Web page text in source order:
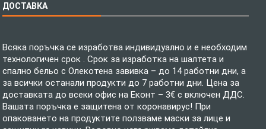
ДОСТАВКА
Всяка поръчка се изработва индивидуално и е необходим
технологичен срок . Срок за изработка на шалтета и
спално бельо с Олекотена завивка – до 14 работни дни, а
за всички останали продукти до 7 работни дни. Цена за
доставката до всеки офис на Еконт – 3€ с включен ДДС.
Вашата поръчка е защитена от коронавирус! При
опаковането на продуктите ползваме маски за лице и